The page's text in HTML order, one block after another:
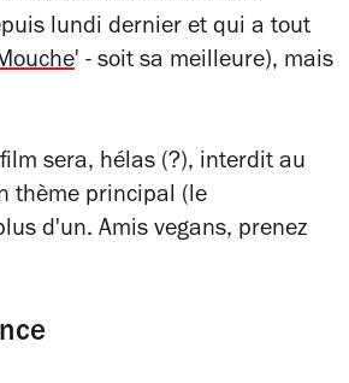
lundi dernier et qui a tout
' - soit sa meilleure), mais
sera, hélas (?), interdit au
thème principal (le
d'un. Amis vegans, prenez